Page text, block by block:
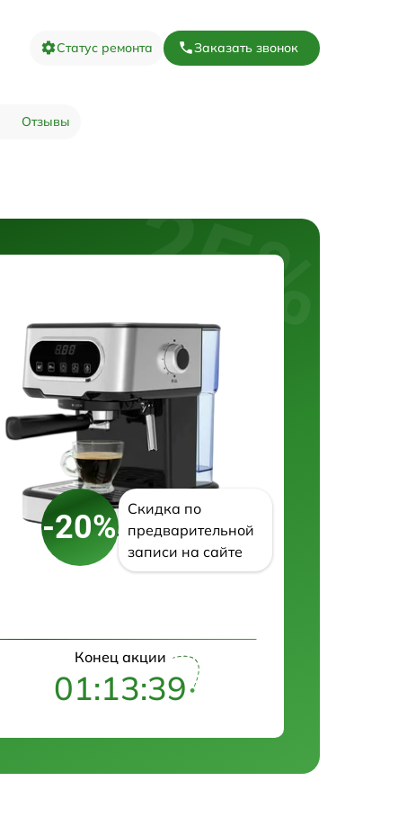
Статус ремонта Заказать звонок
Отзывы
-20%
Скидка по
предварительной
записи на сайте
Конец акции
01:13:38